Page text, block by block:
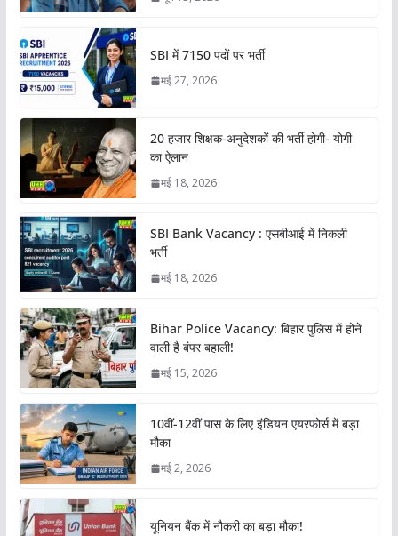
SBI में 7150 पदों पर भर्ती
मई 27, 2026
20 हजार शिक्षक-अनुदेशकों की भर्ती होगी- योगी
का ऐलान
मई 18, 2026
SBI Bank Vacancy : एसबीआई में निकली
भर्ती
मई 18, 2026
Bihar Police Vacancy: बिहार पुलिस में होने
वाली है बंपर बहाली!
मई 15, 2026
10वीं-12वीं पास के लिए इंडियन एयरफोर्स में बड़ा
मौका
मई 2, 2026
यूनियन बैंक में नौकरी का बड़ा मौका!